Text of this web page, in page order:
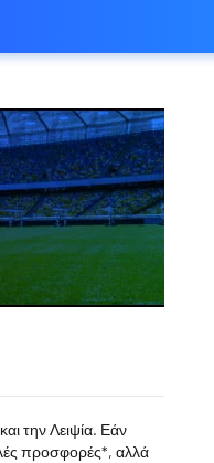
την Λειψία. Εάν
προσφορές*, αλλά